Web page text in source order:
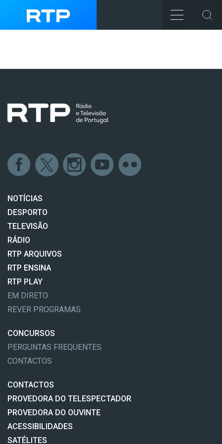
NOTÍCIAS
DESPORTO
TELEVISÃO
RÁDIO
RTP ARQUIVOS
RTP ENSINA
RTP PLAY
EM DIRETO
REVER PROGRAMAS
CONCURSOS
PERGUNTAS FREQUENTES
CONTACTOS
CONTACTOS
PROVEDORA DO TELESPECTADOR
PROVEDORA DO OUVINTE
ACESSIBILIDADES
SATÉLITES